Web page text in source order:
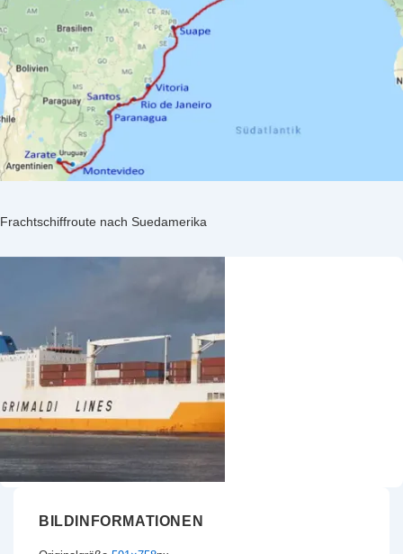
Frachtschiffroute nach Suedamerika
BILDINFORMATIONEN